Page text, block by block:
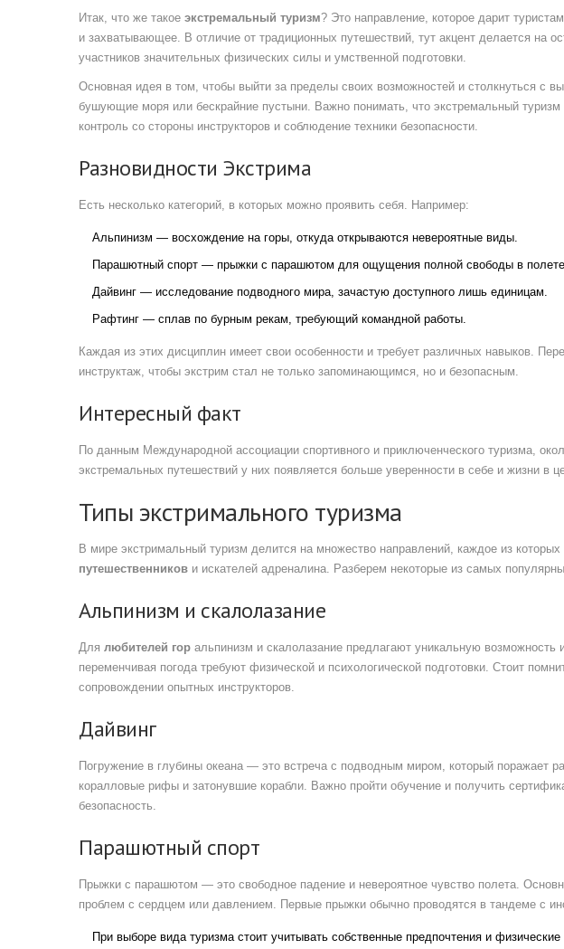
Итак, что же такое экстремальный туризм? Это направление, которое дарит
и захватывающее. В отличие от традиционных путешествий, тут акцент делается на
участников значительных физических силы и умственной подготовки.
Основная идея в том, чтобы выйти за пределы своих возможностей и столкнуться с
бушующие моря или бескрайние пустыни. Важно понимать, что экстремальный
контроль со стороны инструкторов и соблюдение техники безопасности.
Разновидности Экстрима
Есть несколько категорий, в которых можно проявить себя. Например:
Альпинизм — восхождение на горы, откуда открываются невероятные виды.
Парашютный спорт — прыжки с парашютом для ощущения полной свободы в
Дайвинг — исследование подводного мира, зачастую доступного лишь единицам.
Рафтинг — сплав по бурным рекам, требующий командной работы.
Каждая из этих дисциплин имеет свои особенности и требует различных навыков.
инструктаж, чтобы экстрим стал не только запоминающимся, но и безопасным.
Интересный факт
По данным Международной ассоциации спортивного и приключенческого туризма,
экстремальных путешествий у них появляется больше уверенности в себе и жизни в
Типы экстримального туризма
В мире экстримальный туризм делится на множество направлений, каждое из
путешественников и искателей адреналина. Разберем некоторые из самых
Альпинизм и скалолазание
Для любителей гор альпинизм и скалолазание предлагают уникальную
переменчивая погода требуют физической и психологической подготовки. Стоит
сопровождении опытных инструкторов.
Дайвинг
Погружение в глубины океана — это встреча с подводным миром, который поражает
коралловые рифы и затонувшие корабли. Важно пройти обучение и получить
безопасность.
Парашютный спорт
Прыжки с парашютом — это свободное падение и невероятное чувство полета.
проблем с сердцем или давлением. Первые прыжки обычно проводятся в тандеме с
При выборе вида туризма стоит учитывать собственные предпочтения и